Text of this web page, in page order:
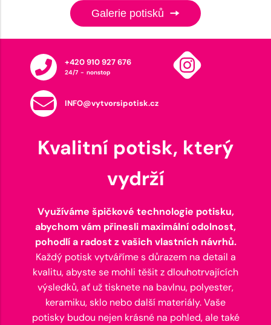
Galerie potisků
+420 910 927 676
24/7 - nonstop
INFO@vytvorsipotisk.cz
Kvalitní potisk, který
vydrží
Využíváme špičkové technologie potisku,
abychom vám přinesli maximální odolnost,
pohodlí a radost z vašich vlastních návrhů.
Každý potisk vytváříme s důrazem na detail a
kvalitu, abyste se mohli těšit z dlouhotrvajících
výsledků, ať už tisknete na bavlnu, polyester,
keramiku, sklo nebo další materiály. Vaše
potisky budou nejen krásné na pohled, ale také